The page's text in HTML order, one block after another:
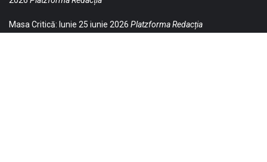
Masa Critică: Iunie 25 iunie 2026 Platzforma Redacția